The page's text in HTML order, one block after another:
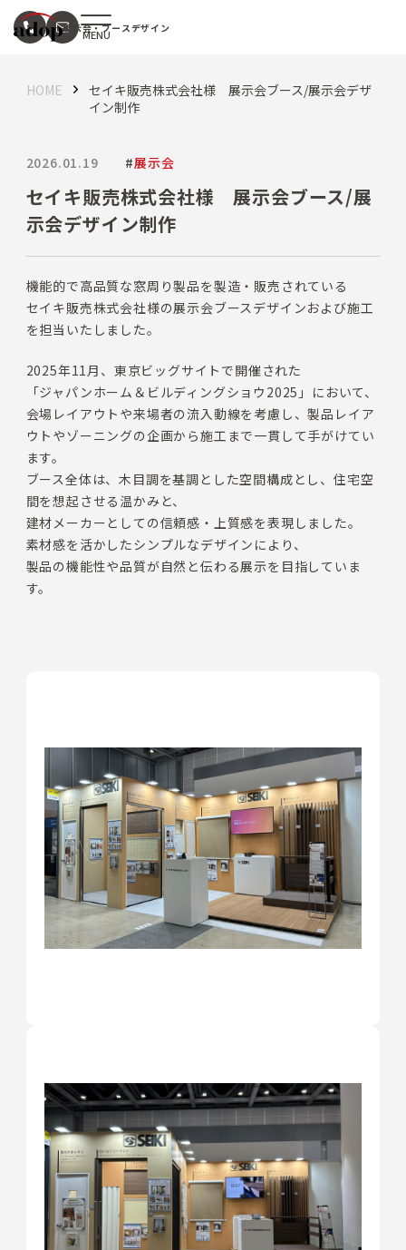
展示会・ブースデザイン
HOME
セイキ販売株式会社様 展示会ブース/展示会デザ
イン制作
2026.01.19 #展示会
セイキ販売株式会社様 展示会ブース/展
示会デザイン制作
機能的で高品質な窓周り製品を製造・販売されている
セイキ販売株式会社様の展示会ブースデザインおよび施工
を担当いたしました。
2025年11月、東京ビッグサイトで開催された
「ジャパンホーム＆ビルディングショウ2025」において、
会場レイアウトや来場者の流入動線を考慮し、製品レイア
ウトやゾーニングの企画から施工まで一貫して手がけてい
ます。
ブース全体は、木目調を基調とした空間構成とし、住宅空
間を想起させる温かみと、
建材メーカーとしての信頼感・上質感を表現しました。
素材感を活かしたシンプルなデザインにより、
製品の機能性や品質が自然と伝わる展示を目指していま
す。